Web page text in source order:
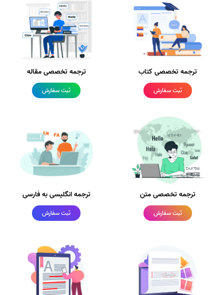
ترجمه تخصصی کتاب
ثبت سفارش
ترجمه تخصصی مقاله
ثبت سفارش
ترجمه تخصصی متن
ثبت سفارش
ترجمه انگلیسی به فارسی
ثبت سفارش